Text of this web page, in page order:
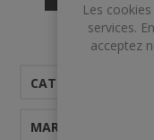
CATÉGORIES
MARQUES
Les
services.
acceptez